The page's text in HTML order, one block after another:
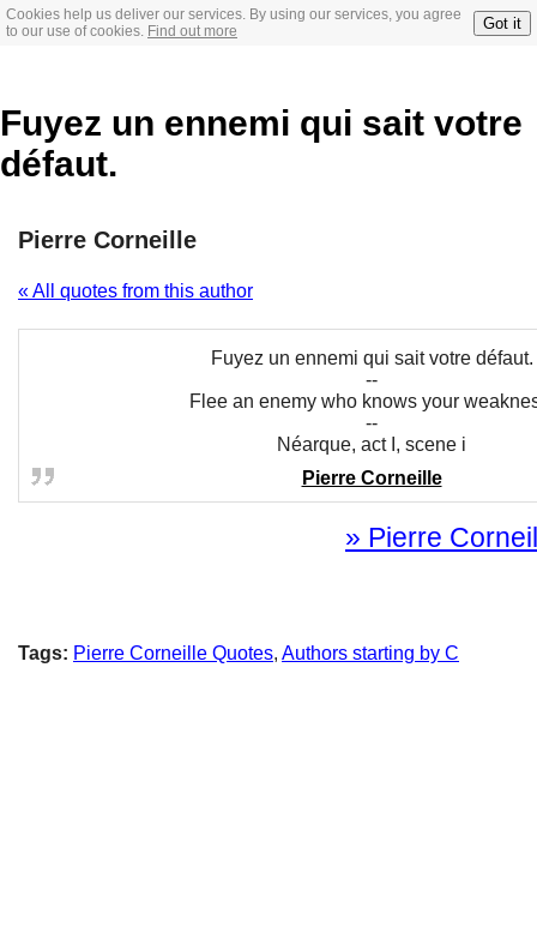
Cookies help us deliver our services. By using our services, you agree
to our use of cookies. Find out more Got it
Fuyez un ennemi qui sait votre
défaut.
Pierre Corneille
« All quotes from this author
Fuyez un ennemi qui sait votre défaut.
--
Flee an enemy who knows your
--
Néarque, act I, scene i
Pierre Corneille
» Pierre
Tags: Pierre Corneille Quotes, Authors starting by C